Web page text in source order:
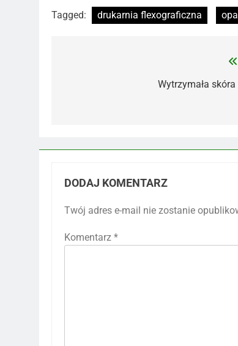
Tagged: drukarnia flexograficzna
Wytrzymała
DODAJ KOMENTARZ
Twój adres e-mail nie zostanie
Komentarz *